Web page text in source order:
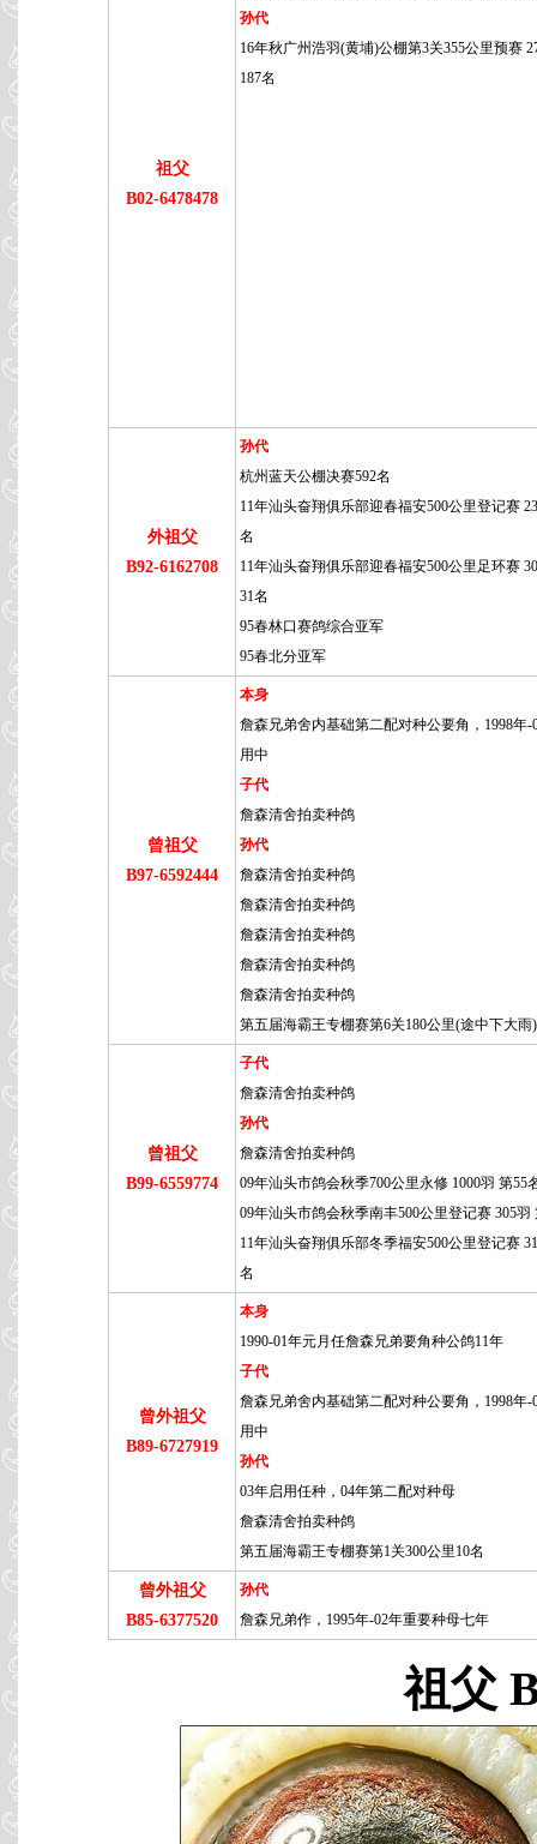
祖父
B02-6478478
孙代
16年秋广州浩羽(黄埔)公棚第3关355公里预赛
187名
外祖父
B92-6162708
孙代
杭州蓝天公棚决赛592名
11年汕头奋翔俱乐部迎春福安500公里登记赛
名
11年汕头奋翔俱乐部迎春福安500公里足环赛
31名
95春林口赛鸽综合亚军
95春北分亚军
曾祖父
B97-6592444
本身
詹森兄弟舍内基础第二配对种公要角，1998年-
用中
子代
詹森清舍拍卖种鸽
孙代
詹森清舍拍卖种鸽
詹森清舍拍卖种鸽
詹森清舍拍卖种鸽
詹森清舍拍卖种鸽
詹森清舍拍卖种鸽
第五届海霸王专棚赛第6关180公里(途中下大雨
曾祖父
B99-6559774
子代
詹森清舍拍卖种鸽
孙代
詹森清舍拍卖种鸽
09年汕头市鸽会秋季700公里永修 1000羽 第55
09年汕头市鸽会秋季南丰500公里登记赛 305羽
11年汕头奋翔俱乐部冬季福安500公里登记赛
名
曾外祖父
B89-6727919
本身
1990-01年元月任詹森兄弟要角种公鸽11年
子代
詹森兄弟舍内基础第二配对种公要角，1998年-
用中
孙代
03年启用任种，04年第二配对种母
詹森清舍拍卖种鸽
第五届海霸王专棚赛第1关300公里10名
曾外祖父
B85-6377520
孙代
詹森兄弟作，1995年-02年重要种母七年
祖父